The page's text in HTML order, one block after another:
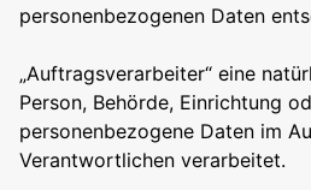
personenbezogenen Daten
„Auftragsverarbeiter“ eine
Person, Behörde, Einrichtung
personenbezogene Daten im
Verantwortlichen verarbeitet.